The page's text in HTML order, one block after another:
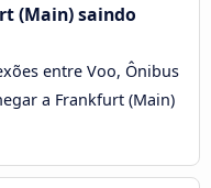
(Main) saindo
entre Voo, Ônibus
a Frankfurt (Main)